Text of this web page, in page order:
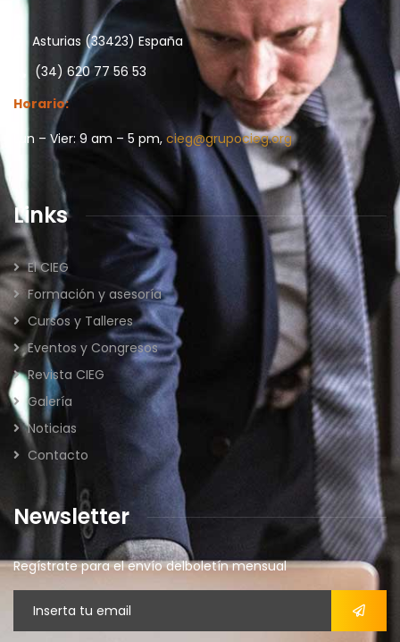
Asturias (33423) España
(34) 620 77 56 53
Horario:
Lun – Vier: 9 am – 5 pm, cieg@grupocieg.org
Links
El CIEG
Formación y asesoría
Cursos y Talleres
Eventos y Congresos
Revista CIEG
Galería
Noticias
Contacto
Newsletter
Regístrate para el envío delboletín mensual